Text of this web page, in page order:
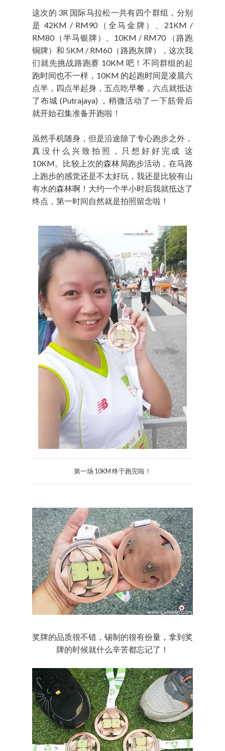
这次的 3R 国际马拉松一共有四个群组，分别
是 42KM / RM90（全马金牌）、21KM /
RM80（半马银牌）、10KM / RM70 （路跑
铜牌）和 5KM / RM60（路跑灰牌），这次我
们就先挑战路跑赛 10KM 吧！不同群组的起
跑时间也不一样，10KM 的起跑时间是凌晨六
点半，四点半起身，五点吃早餐，六点就抵达
了布城 (Putrajaya) ，稍微活动了一下筋骨后
就开始召集准备开跑啦！
虽然手机随身，但是沿途除了专心跑步之外，
真没什么兴致拍照，只想好好完成 这
10KM。比较上次的森林局跑步活动，在马路
上跑步的感觉还是不太好玩，我还是比较有山
有水的森林啊！大约一个半小时后我就抵达了
终点，第一时间自然就是拍照留念啦！
第一场 10KM 终于跑完啦！
奖牌的品质很不错，锡制的很有份量，拿到奖
牌的时候就什么辛苦都忘记了！